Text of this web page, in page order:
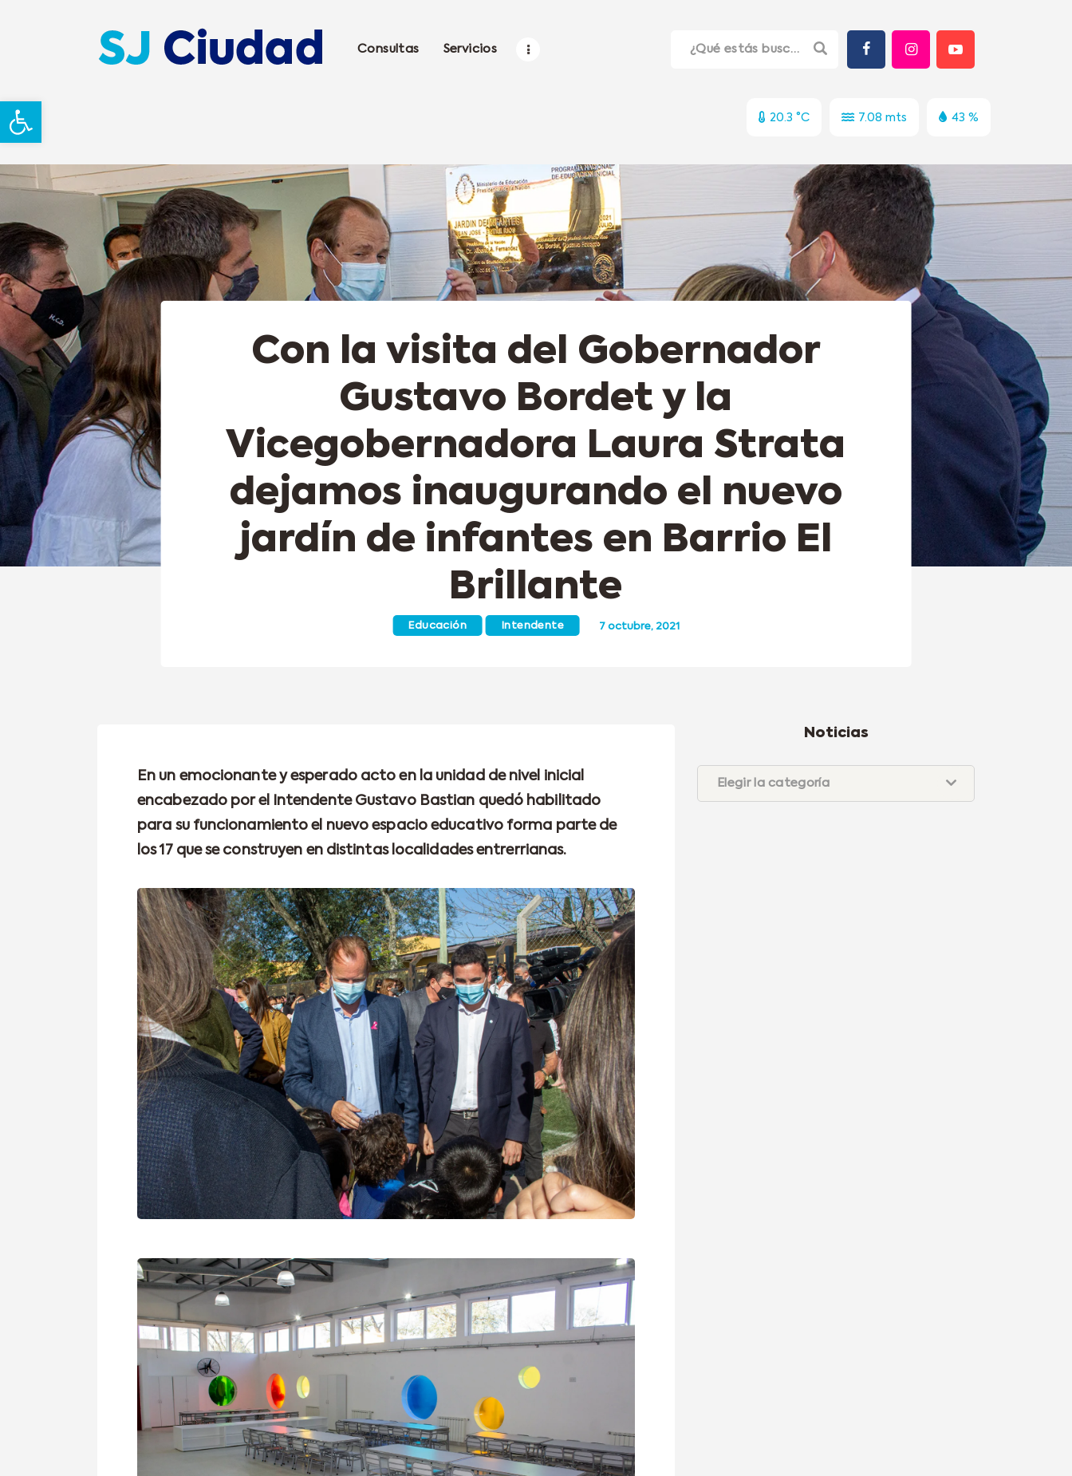
Abrir barra de herramientas
Consultas Servicios
20.3 °C 7.08 mts 43 %
Con la visita del Gobernador
Gustavo Bordet y la
Vicegobernadora Laura Strata
dejamos inaugurando el nuevo
jardín de infantes en Barrio El
Brillante
Educación Intendente 7 octubre, 2021
En un emocionante y esperado acto en la unidad de nivel inicial
encabezado por el Intendente Gustavo Bastian quedó habilitado
para su funcionamiento el nuevo espacio educativo forma parte de
los 17 que se construyen en distintas localidades entrerrianas.
Noticias